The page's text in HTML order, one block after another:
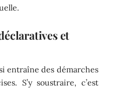
et
entraîne des démarches
S’y soustraire, c’est